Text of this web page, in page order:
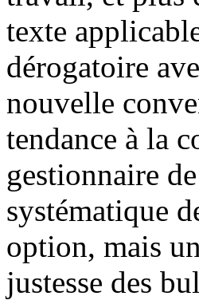
texte
dérogatoire
nouvelle
tendance à la
gestionnaire
systématique
option, mais
justesse des